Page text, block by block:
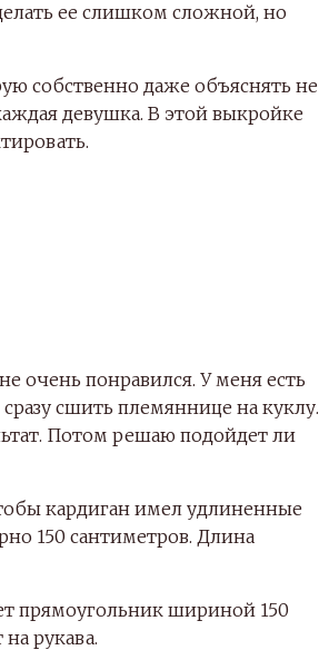
ее слишком сложной, но
собственно даже объяснять не
девушка. В этой выкройке
очень понравился. У меня есть
сшить племяннице на куклу.
Потом решаю подойдет ли
кардиган имел удлиненные
150 сантиметров. Длина
прямоугольник шириной 150
рукава.